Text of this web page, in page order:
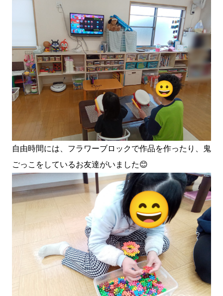
自由時間には、フラワーブロックで作品を作ったり、鬼
ごっこをしているお友達がいました😊